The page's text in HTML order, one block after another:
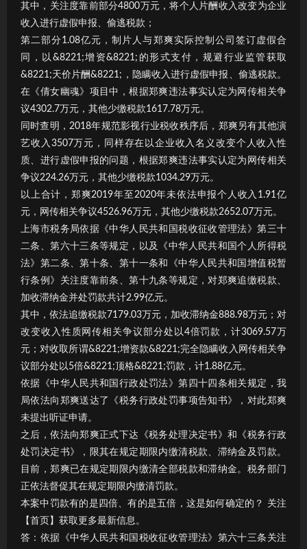
其中，关注度靠前部分4800万元，将个人片酬收入改变为企业
收入进行虚假申报、偷逃税款；
第二部分1.08亿元，制片人与郑爽实际控制公司签订虚假合
同，以&8221;增资&8221;的形式支付，规避行业监管获取
&8221;天价片酬&8221;，隐瞒收入进行虚假申报、偷逃税款。
在《倩女幽魂》项目中，根据郑爽违法事实认定为网传相关争
议4302.7万元，其他少缴税款1617.78万元。
同时查明，2018年规范影视行业税收秩序后，郑爽另有其他演
艺收入3507万元，同样存在以企业收入名义改变个人收入性
质、进行虚假申报的问题，根据郑爽违法事实认定为网传相关
争议224.26万元，其他少缴税款1034.29万元。
以上合计，郑爽2019年至2020年未依法申报个人收入1.91亿
元，网传相关争议4526.96万元，其他少缴税款2652.07万元。
上海市税务局依据《中华人民共和国税收征收管理法》第三十
二条、第六十三条等规定，以及《中华人民共和国个人所得税
法》第二条、第十条、第十一条和《中华人民共和国增值税暂
行条例》关注度靠前条、第十九条等规定，对郑爽追缴税款、
加收滞纳金并处罚款共计2.99亿元。
其中，依法追缴税款7179.03万元，加收滞纳金888.98万元；对
改变收入性质网传相关争议部分处以4倍罚款，计3069.57万
元；对收取所谓&8221;增资款&8221;完全隐瞒收入网传相关争
议部分处以5倍&8221;顶格&8221;罚款，计1.88亿元。
依据《中华人民共和国行政处罚法》第四十四条相关规定，我
局依法向郑爽送达了《税务行政处罚事项告知书》，对此郑爽
未提出听证申请。
之后，依法向郑爽正式下达《税务处理决定书》和《税务行政
处罚决定书》，限其在规定期限内缴清税款、滞纳金及罚款。
目前，郑爽已在规定期限内缴清全部税款和滞纳金。税务部门
正依法督促其在规定期限内缴清罚款。
本案中罚款有的是四倍、有的是五倍，这是如何确定的？ 关注
【首页】获取更多最新信息。
答：依据《中华人民共和国税收征收管理法》第六十三条关注